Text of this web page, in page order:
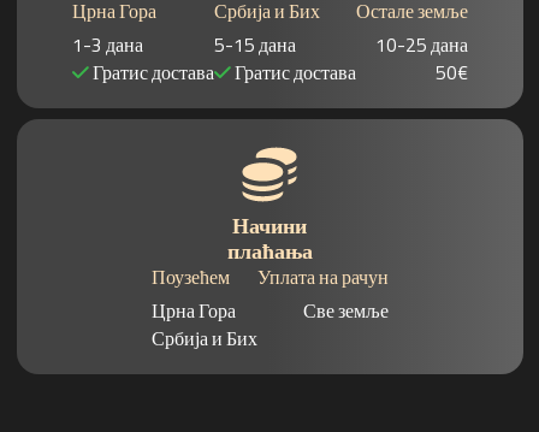
Црна Гора
1-3 дана
Гратис достава
Србија и Бих
5-15 дана
Гратис достава
Остале земље
10-25 дана
50€
Начини
плаћања
Поузећем
Црна Гора
Србија и Бих
Уплата на рачун
Све земље